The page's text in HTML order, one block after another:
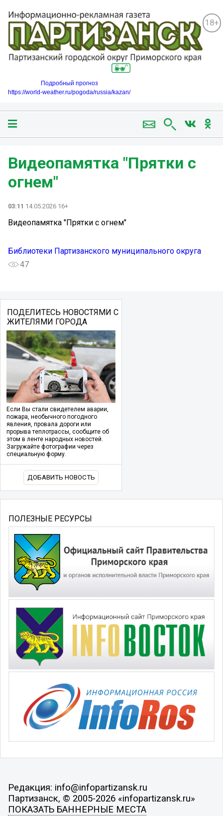
18+
Подробный прогноз
https://world-weather.ru/pogoda/russia/kazan/
Видеопамятка "Прятки с
огнем"
03:11 14.05.2026 16+
Видеопамятка "Прятки с огнем"
Библиотеки Партизанского муниципального округа
47
ПОДЕЛИТЕСЬ НОВОСТЯМИ С
ЖИТЕЛЯМИ ГОРОДА
Если Вы стали свидетелем аварии,
пожара, необычного погодного
явления, провала дороги или
прорыва теплотрассы, сообщите об
этом в ленте народных новостей.
Загружайте фотографии через
специальную форму.
ДОБАВИТЬ НОВОСТЬ
ПОЛЕЗНЫЕ РЕСУРСЫ
Редакция: info@infopartizansk.ru
Партизанск, © 2005-2026 «infopartizansk.ru»
ПОКАЗАТЬ БАННЕРНЫЕ МЕСТА